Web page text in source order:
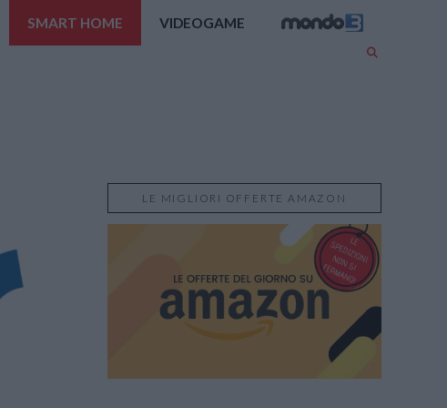
SMART HOME VIDEOGAME
LE MIGLIORI OFFERTE AMAZON